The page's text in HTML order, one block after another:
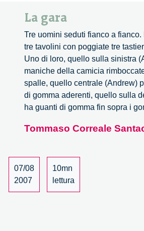
La gara
Tre uomini seduti fianco a
tre tavolini con poggiate tre
Uno di loro, quello sulla sinistra
maniche della camicia
spalle, quello centrale (Andrew)
di gomma aderenti, quello sulla
ha guanti di gomma fin sopra i
Tommaso Correale
07/08
2007
10mn
lettura